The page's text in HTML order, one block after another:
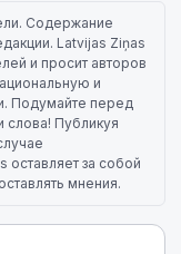
Содержание
Latvijas Ziņas
и просит авторов
и
Подумайте перед
слова! Публикуя
оставляет за собой
мнения.